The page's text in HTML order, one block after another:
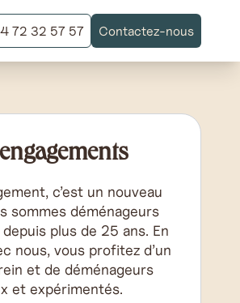
72 32 57 57 Contactez-nous
c’est un nouveau
sommes déménageurs
plus de 25 ans. En
nous, vous profitez d’un
et de déménageurs
et expérimentés.